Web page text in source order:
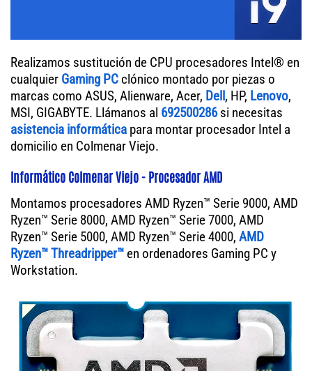
Realizamos sustitución de CPU procesadores Intel® en
cualquier Gaming PC clónico montado por piezas o
marcas como ASUS, Alienware, Acer, Dell, HP, Lenovo,
MSI, GIGABYTE. Llámanos al 692500286si necesitas
asistencia informática para montar procesador Intel a
domicilio en Colmenar Viejo.
Informático Colmenar Viejo - Procesador AMD
Montamos procesadores AMD Ryzen™ Serie 9000, AMD
Ryzen™ Serie 8000, AMD Ryzen™ Serie 7000, AMD
Ryzen™ Serie 5000, AMD Ryzen™ Serie 4000, AMD
Ryzen™ Threadripper™ en ordenadores Gaming PC y
Workstation.